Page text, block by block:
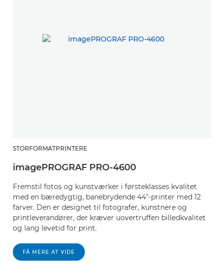
STORFORMATPRINTERE
imagePROGRAF PRO-4600
Fremstil fotos og kunstværker i førsteklasses kvalitet
med en bæredygtig, banebrydende 44"-printer med 12
farver. Den er designet til fotografer, kunstnere og
printleverandører, der kræver uovertruffen billedkvalitet
og lang levetid for print.
FÅ MERE AT VIDE